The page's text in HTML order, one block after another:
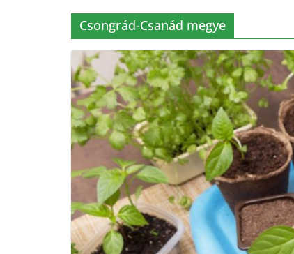
Csongrád-Csanád megye